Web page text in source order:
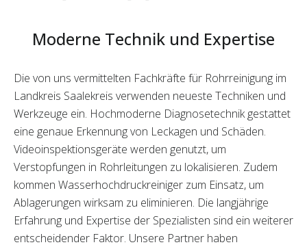
Moderne Technik und Expertise
Die von uns vermittelten Fachkräfte für Rohrreinigung im
Landkreis Saalekreis verwenden neueste Techniken und
Werkzeuge ein. Hochmoderne Diagnosetechnik gestattet
eine genaue Erkennung von Leckagen und Schäden.
Videoinspektionsgeräte werden genutzt, um
Verstopfungen in Rohrleitungen zu lokalisieren. Zudem
kommen Wasserhochdruckreiniger zum Einsatz, um
Ablagerungen wirksam zu eliminieren. Die langjährige
Erfahrung und Expertise der Spezialisten sind ein weiterer
entscheidender Faktor. Unsere Partner haben